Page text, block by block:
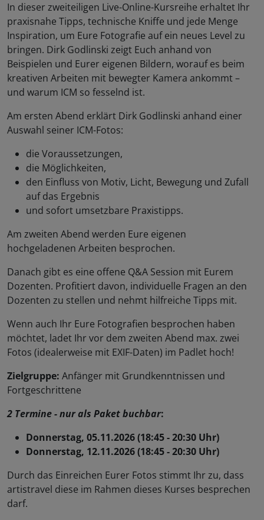
In dieser zweiteiligen Live-Online-Kursreihe erhaltet Ihr
praxisnahe Tipps, technische Kniffe und jede Menge
Inspiration, um Eure Fotografie auf ein neues Level zu
bringen. Dirk Godlinski zeigt Euch anhand von
Beispielen und Eurer eigenen Bildern, worauf es beim
kreativen Arbeiten mit bewegter Kamera ankommt –
und warum ICM so fesselnd ist.
Am ersten Abend erklärt Dirk Godlinski anhand einer
Auswahl seiner ICM-Fotos:
die Voraussetzungen,
die Möglichkeiten,
den Einfluss von Motiv, Licht, Bewegung und Zufall
auf das Ergebnis
und sofort umsetzbare Praxistipps.
Am zweiten Abend werden Eure eigenen
hochgeladenen Arbeiten besprochen.
Danach gibt es eine offene Q&A Session mit Eurem
Dozenten. Profitiert davon, individuelle Fragen an den
Dozenten zu stellen und nehmt hilfreiche Tipps mit.
Wenn auch Ihr Eure Fotografien besprochen haben
möchtet, ladet Ihr vor dem zweiten Abend max. zwei
Fotos (idealerweise mit EXIF-Daten) im Padlet hoch!
Zielgruppe: Anfänger mit Grundkenntnissen und
Fortgeschrittene
2 Termine - nur als Paket buchbar:
Donnerstag, 05.11.2026 (18:45 - 20:30 Uhr)
Donnerstag, 12.11.2026 (18:45 - 20:30 Uhr)
Durch das Einreichen Eurer Fotos stimmt Ihr zu, dass
artistravel diese im Rahmen dieses Kurses besprechen
darf.